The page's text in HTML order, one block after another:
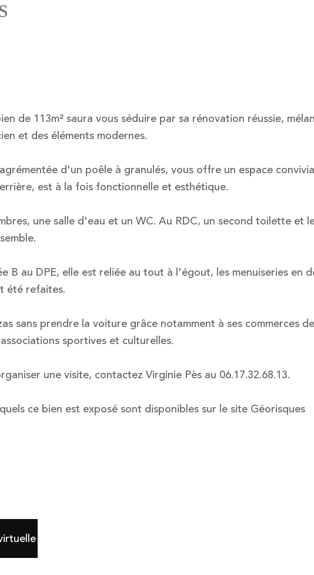
de 113m² saura vous séduire par sa rénovation réussie,
et des éléments modernes.
d'un poêle à granulés, vous offre un espace
est à la fois fonctionnelle et esthétique.
une salle d'eau et un WC. Au RDC, un second toilette et
B au DPE, elle est reliée au tout à l'égout, les menuiseries en
été refaites.
sans prendre la voiture grâce notamment à ses commerces de
sportives et culturelles.
une visite, contactez Virginie Pès au 06.17.32.68.13.
ce bien est exposé sont disponibles sur le site Géorisques